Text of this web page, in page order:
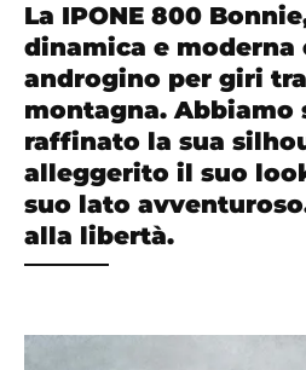
La IPONE 800
dinamica e moderna
androgino per giri
montagna. Abbiamo
raffinato la sua
alleggerito il suo
suo lato
alla libertà.